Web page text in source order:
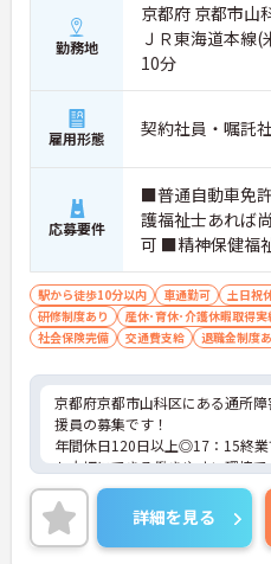
勤務地
京都府 京都市山
ＪＲ東海道本線
10分
雇用形態 契約社員・嘱託
応募要件
■普通自動車免
護福祉士あれば
可 ■精神保健福
施設での経験あ
駅から徒歩10分以内 車通勤可 土日祝
研修制度あり
産休･育休･介護休暇取得実
社会保険完備
交通費支給 退職金制度
京都府京都市山科区にある通所
援員の募集です！
年間休日120日以上◎17：15終業
も大切にできる働きやすい環境で
駅から徒歩10分と通勤しやすい
つ。ご興味のある方には、面接対
さらに詳細をご案内しますので
さい！
詳細を見る